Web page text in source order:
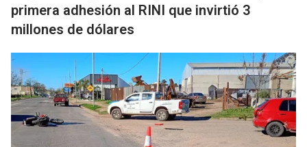
primera adhesión al RINI que invirtió 3
millones de dólares